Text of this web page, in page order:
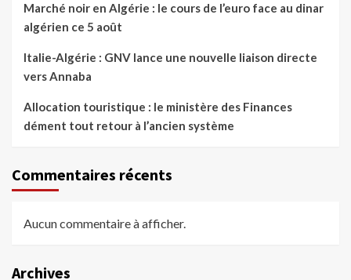
Marché noir en Algérie : le cours de l’euro face au dinar
algérien ce 5 août
Italie-Algérie : GNV lance une nouvelle liaison directe
vers Annaba
Allocation touristique : le ministère des Finances
dément tout retour à l’ancien système
Commentaires récents
Aucun commentaire à afficher.
Archives